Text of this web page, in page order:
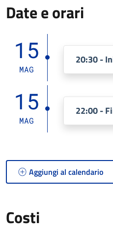
Date e orari
15
MAG
20:30 -
15
MAG
22:00 -
Aggiungi al calendario
Costi